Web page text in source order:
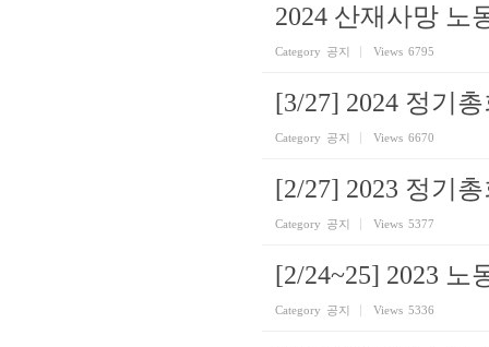
2024 산재사망 노
Category 공지 Views 6795
[3/27] 2024 정기
Category 공지 Views 6670
[2/27] 2023 정기
Category 공지 Views 5377
[2/24~25] 2023 노
Category 공지 Views 5336